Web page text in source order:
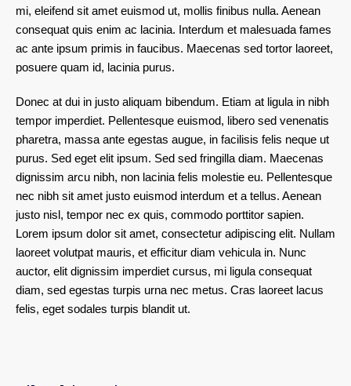
mi, eleifend sit amet euismod ut, mollis finibus nulla. Aenean
consequat quis enim ac lacinia. Interdum et malesuada fames
ac ante ipsum primis in faucibus. Maecenas sed tortor laoreet,
posuere quam id, lacinia purus.
Donec at dui in justo aliquam bibendum. Etiam at ligula in nibh
tempor imperdiet. Pellentesque euismod, libero sed venenatis
pharetra, massa ante egestas augue, in facilisis felis neque ut
purus. Sed eget elit ipsum. Sed sed fringilla diam. Maecenas
dignissim arcu nibh, non lacinia felis molestie eu. Pellentesque
nec nibh sit amet justo euismod interdum et a tellus. Aenean
justo nisl, tempor nec ex quis, commodo porttitor sapien.
Lorem ipsum dolor sit amet, consectetur adipiscing elit. Nullam
laoreet volutpat mauris, et efficitur diam vehicula in. Nunc
auctor, elit dignissim imperdiet cursus, mi ligula consequat
diam, sed egestas turpis urna nec metus. Cras laoreet lacus
felis, eget sodales turpis blandit ut.